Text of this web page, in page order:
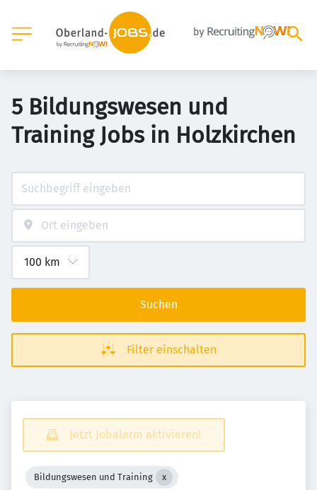
5 Bildungswesen und
Training Jobs in Holzkirchen
Suchen
Filter einschalten
Jetzt Jobalarm aktivieren!
Bildungswesen und Training